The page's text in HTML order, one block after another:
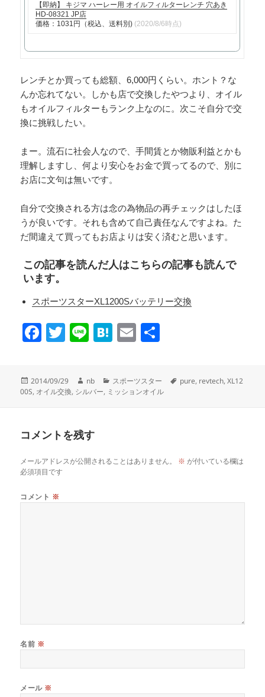
【即納】 キジマ ハーレー用 オイルフィルターレンチ 穴あき
HD-08321 JP店
価格：1031円（税込、送料別) (2020/8/6時点)
レンチとか買っても総額、6,000円くらい。ホント？な
んか忘れてない。しかも店で交換したやつより、オイル
もオイルフィルターもランク上なのに。次こそ自分で交
換に挑戦したい。
まー。流石に社会人なので、手間賃とか物販利益とかも
理解しますし、何より安心をお金で買ってるので、別に
お店に文句は無いです。
自分で交換される方は念の為物品の再チェックはしたほ
うが良いです。それも含めて自己責任なんですよね。た
だ間違えて買ってもお店よりは安く済むと思います。
この記事を読んだ人はこちらの記事も読んで
います。
スポーツスターXL1200Sバッテリー交換
F
e
o
o
k
T
er
Li
H
n
E
投
稿
2014/09/29
作
成
nb
カ
テ
スポーツスター
タ
pure, revtech,XL12
00S, オイル交換, シルバー, ミッションオイル
コメントを残す
メールアドレスが公開されることはありません。 ※ が付いている欄は
必須項目です
コメント ※
名前 ※
メール ※